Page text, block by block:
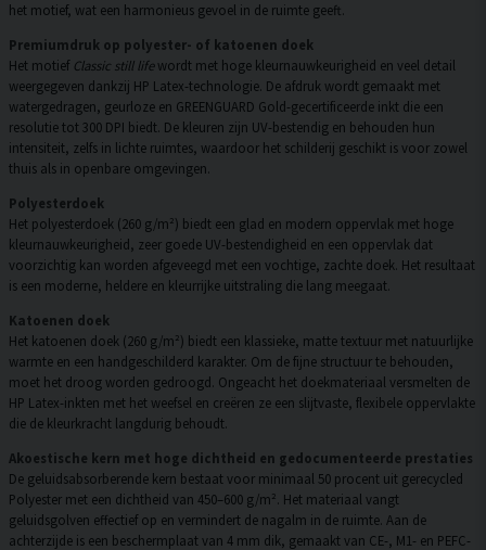
het motief, wat een harmonieus gevoel in de ruimte geeft.
Premiumdruk op polyester- of katoenen doek
Het motief Classic still lifewordt met hoge kleurnauwkeurigheid en veel detail
weergegeven dankzij HP Latex-technologie. De afdruk wordt gemaakt met
watergedragen, geurloze en GREENGUARD Gold-gecertificeerde inkt die een
resolutie tot 300 DPI biedt. De kleuren zijn UV-bestendig en behouden hun
intensiteit, zelfs in lichte ruimtes, waardoor het schilderij geschikt is voor zowel
thuis als in openbare omgevingen.
Polyesterdoek
Het polyesterdoek (260 g/m²) biedt een glad en modern oppervlak met hoge
kleurnauwkeurigheid, zeer goede UV-bestendigheid en een oppervlak dat
voorzichtig kan worden afgeveegd met een vochtige, zachte doek. Het resultaat
is een moderne, heldere en kleurrijke uitstraling die lang meegaat.
Katoenen doek
Het katoenen doek (260 g/m²) biedt een klassieke, matte textuur met natuurlijke
warmte en een handgeschilderd karakter. Om de fijne structuur te behouden,
moet het droog worden gedroogd. Ongeacht het doekmateriaal versmelten de
HP Latex-inkten met het weefsel en creëren ze een slijtvaste, flexibele oppervlakte
die de kleurkracht langdurig behoudt.
Akoestische kern met hoge dichtheid en gedocumenteerde prestaties
De geluidsabsorberende kern bestaat voor minimaal 50 procent uit gerecycled
Polyester met een dichtheid van 450–600 g/m². Het materiaal vangt
geluidsgolven effectief op en vermindert de nagalm in de ruimte. Aan de
achterzijde is een beschermplaat van 4 mm dik, gemaakt van CE-, M1- en PEFC-